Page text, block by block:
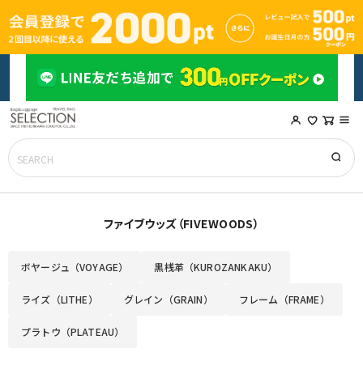
ファイブウッズ（FIVEWOODS）
ボヤージュ（VOYAGE） 黒桟革（KUROZANKAKU）
ライズ（LITHE） グレイン（GRAIN） フレーム（FRAME）
プラトウ（PLATEAU）